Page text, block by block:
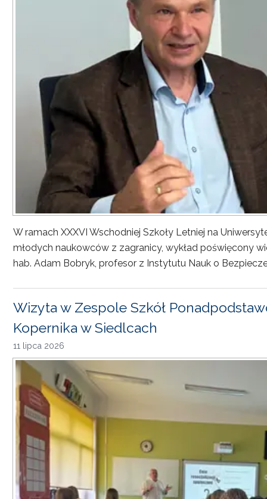
W ramach XXXVI Wschodniej Szkoły Letniej na
młodych naukowców z zagranicy, wykład poświęcony
hab. Adam Bobryk, profesor z Instytutu Nauk o
Wizyta w Zespole Szkół
Kopernika w Siedlcach
11 lipca 2026